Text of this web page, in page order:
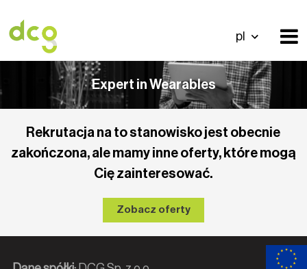
pl
Expert in Wearables
Rekrutacja na to stanowisko jest obecnie
zakończona, ale mamy inne oferty, które mogą
Cię zainteresować.
Zobacz oferty